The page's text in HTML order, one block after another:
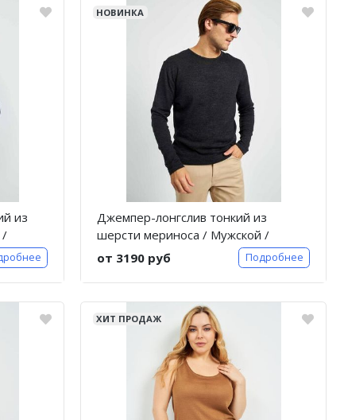
из
/
НОВИНКА
Джемпер-лонгслив тонкий из
шерсти мериноса / Мужской /
Антрацит
от 3190 руб Подробнее
ХИТ ПРОДАЖ